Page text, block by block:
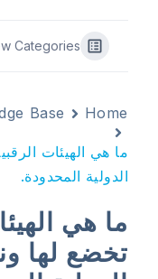
Categories
Home
Base
ما هي الهيئات
الدولية المحدودة.
ما هي
تخضع لها